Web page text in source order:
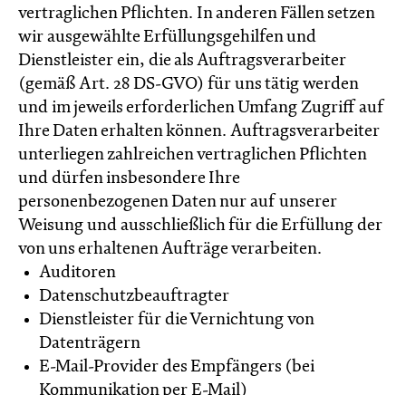
vertraglichen Pflichten. In anderen Fällen setzen
wir ausgewählte Erfüllungsgehilfen und
Dienstleister ein, die als Auftragsverarbeiter
(gemäß Art. 28 DS-GVO) für uns tätig werden
und im jeweils erforderlichen Umfang Zugriff auf
Ihre Daten erhalten können. Auftragsverarbeiter
unterliegen zahlreichen vertraglichen Pflichten
und dürfen insbesondere Ihre
personenbezogenen Daten nur auf unserer
Weisung und ausschließlich für die Erfüllung der
von uns erhaltenen Aufträge verarbeiten.
Auditoren
Datenschutzbeauftragter
Dienstleister für die Vernichtung von
Datenträgern
E-Mail-Provider des Empfängers (bei
Kommunikation per E-Mail)